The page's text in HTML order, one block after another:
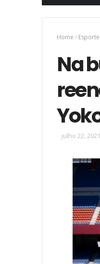
Home /
Na
julho 22, 2021